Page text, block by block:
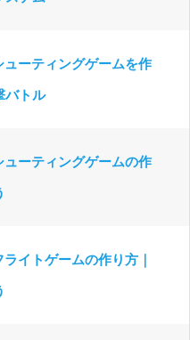
ーティングゲームを作
バトル
ーティングゲームの作
イトゲームの作り方｜